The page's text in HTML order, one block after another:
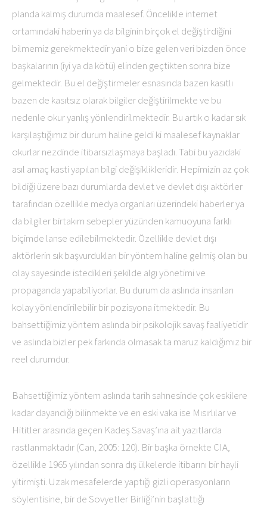
planda kalmış durumda maalesef. Öncelikle internet
ortamındaki haberin ya da bilginin birçok el değiştirdiğini
bilmemiz gerekmektedir yani o bize gelen veri bizden önce
başkalarının (iyi ya da kötü) elinden geçtikten sonra bize
gelmektedir. Bu el değiştirmeler esnasında bazen kasıtlı
bazen de kasıtsız olarak bilgiler değiştirilmekte ve bu
nedenle okur yanlış yönlendirilmektedir. Bu artık o kadar sık
karşılaştığımız bir durum haline geldi ki maalesef kaynaklar
okurlar nezdinde itibarsızlaşmaya başladı. Tabi bu yazıdaki
asıl amaç kasti yapılan bilgi değişiklikleridir. Hepimizin az çok
bildiği üzere bazı durumlarda devlet ve devlet dışı aktörler
tarafından özellikle medya organları üzerindeki haberler ya
da bilgiler birtakım sebepler yüzünden kamuoyuna farklı
biçimde lanse edilebilmektedir. Özellikle devlet dışı
aktörlerin sık başvurdukları bir yöntem haline gelmiş olan bu
olay sayesinde istedikleri şekilde algı yönetimi ve
propaganda yapabiliyorlar. Bu durum da aslında insanları
kolay yönlendirilebilir bir pozisyona itmektedir. Bu
bahsettiğimiz yöntem aslında bir psikolojik savaş faaliyetidir
ve aslında bizler pek farkında olmasak ta maruz kaldığımız bir
reel durumdur.
Bahsettiğimiz yöntem aslında tarih sahnesinde çok eskilere
kadar dayandığı bilinmekte ve en eski vaka ise Mısırlılar ve
Hititler arasında geçen Kadeş Savaş’ına ait yazıtlarda
rastlanmaktadır (Can, 2005: 120). Bir başka örnekte CIA,
özellikle 1965 yılından sonra dış ülkelerde itibarını bir hayli
yitirmişti. Uzak mesafelerde yaptığı gizli operasyonların
söylentisine, bir de Sovyetler Birliği’nin başlattığı